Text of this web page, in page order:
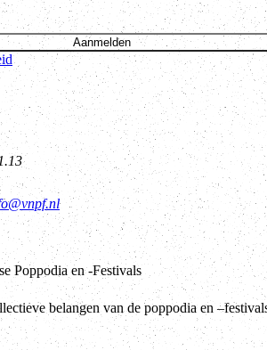
Aanmelden
Poppodia en -Festivals
belangen van de poppodia en